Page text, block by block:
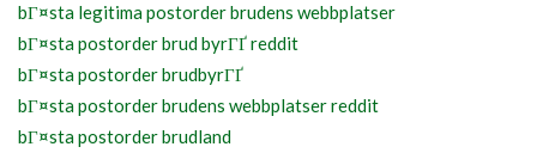
bГ¤sta legitima postorder brudens webbplatser
bГ¤sta postorder brud byrГҐ reddit
bГ¤sta postorder brudbyrГҐ
bГ¤sta postorder brudens webbplatser reddit
bГ¤sta postorder brudland